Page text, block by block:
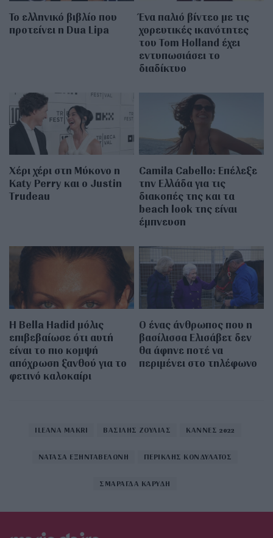
Το ελληνικό βιβλίο που
προτείνει η Dua Lipa
Ένα παλιό βίντεο με τις
χορευτικές ικανότητες
του Tom Holland έχει
εντυπωσιάσει το
διαδίκτυο
Χέρι χέρι στη Μύκονο η
Katy Perry και ο Justin
Trudeau
Camila Cabello: Επέλεξε
την Ελλάδα για τις
διακοπές της και τα
beach look της είναι
έμπνευση
Η Bella Hadid μόλις
επιβεβαίωσε ότι αυτή
είναι το πιο κομψή
απόχρωση ξανθού για το
φετινό καλοκαίρι
Ο ένας άνθρωπος που η
βασίλισσα Ελισάβετ δεν
θα άφηνε ποτέ να
περιμένει στο τηλέφωνο
ILEANA MAKRI ΒΑΣΙΛΗΣ ΖΟΥΛΙΑΣ ΚΑΝΝΕΣ 2022
ΝΑΤΑΣΑ ΕΞΗΝΤΑΒΕΛΩΝΗ ΠΕΡΙΚΛΗΣ ΚΟΝΔΥΛΑΤΟΣ
ΣΜΑΡΑΓΔΑ ΚΑΡΥΔΗ